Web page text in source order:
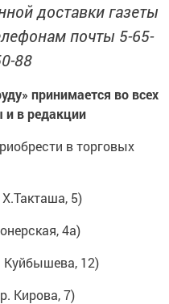
доставки газеты
почты 5-65-
88
принимается во всех
и в редакции
в торговых
5)
4а)
Куйбышева, 12)
Кирова, 7)